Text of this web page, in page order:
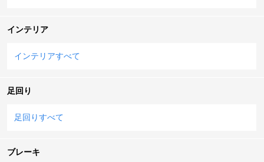
インテリア
インテリアすべて
足回り
足回りすべて
ブレーキ